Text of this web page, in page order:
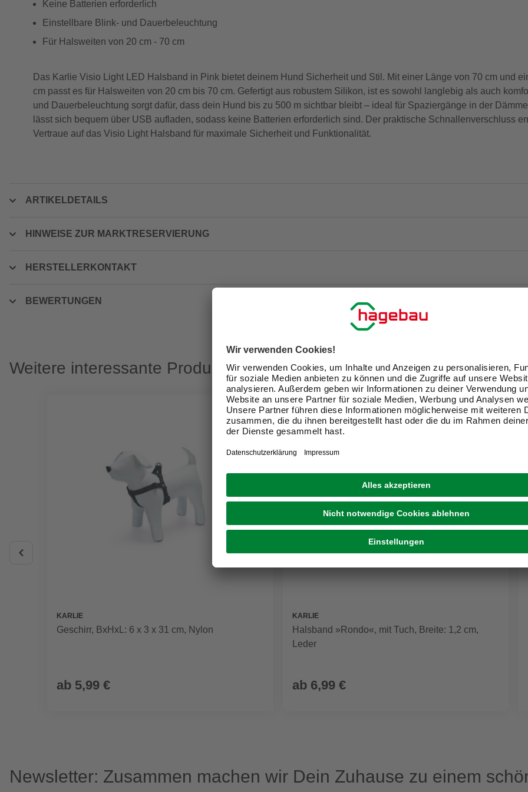
Keine Batterien erforderlich
Einstellbare Blink- und Dauerbeleuchtung
Für Halsweiten von 20 cm - 70 cm
Das Karlie Visio Light LED Halsband in Pink bietet deinem Hund Sicherheit und Stil. Mit einer Länge von 70 cm und
cm passt es für Halsweiten von 20 cm bis 70 cm. Gefertigt aus robustem Silikon, ist es sowohl langlebig als auch
und Dauerbeleuchtung sorgt dafür, dass dein Hund bis zu 500 m sichtbar bleibt – ideal für Spaziergänge in der
lässt sich bequem über USB aufladen, sodass keine Batterien erforderlich sind. Der praktische Schnallenverschluss
Vertraue auf das Visio Light Halsband für maximale Sicherheit und Funktionalität.
ARTIKELDETAILS
HINWEISE ZUR MARKTRESERVIERUNG
HERSTELLERKONTAKT
BEWERTUNGEN
Weitere interessante Produkte
KARLIE
Geschirr, BxHxL: 6 x 3 x 31 cm, Nylon
ab 5,99 €
KARLIE
Halsband »Rondo«, mit Tuch, Breite: 1,2 cm,
Leder
ab 6,99 €
Newsletter: Zusammen machen wir Dein Zuhause zu einem